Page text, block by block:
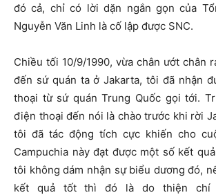
đó cả, chỉ có lời dặn ngắn gọn của
Nguyễn Văn Linh là cố lập được SNC.
Chiều tối 10/9/1990, vừa chân ướt chân
đến sứ quán ta ở Jakarta, tôi đã nhận
thoại từ sứ quán Trung Quốc gọi tới.
điện thoại đến nói là chào trước khi rời
tôi đã tác động tích cực khiến cho
Campuchia này đạt được một số kết
tôi không dám nhận sự biểu dương đó,
kết quả tốt thì đó là do thiện chí